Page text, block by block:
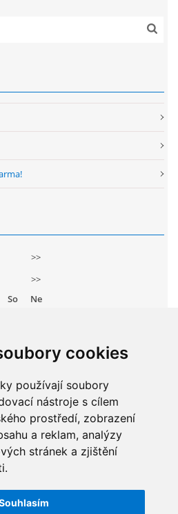
cookies
používají soubory
nástroje s cílem
prostředí, zobrazení
a reklam, analýzy
stránek a zjištění
HALY
>>
>>
So
Ne
15
16
22
23
29
30